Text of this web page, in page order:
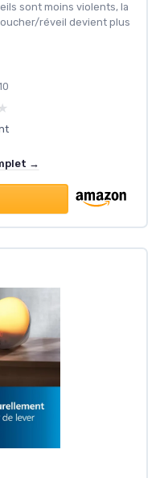
sont moins violents, la
réveil devient plus
→